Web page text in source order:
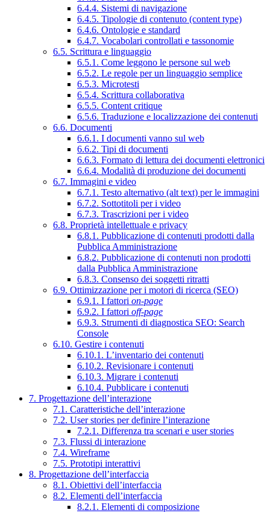
6.4.4. Sistemi di navigazione
6.4.5. Tipologie di contenuto (content type)
6.4.6. Ontologie e standard
6.4.7. Vocabolari controllati e tassonomie
6.5. Scrittura e linguaggio
6.5.1. Come leggono le persone sul web
6.5.2. Le regole per un linguaggio semplice
6.5.3. Microtesti
6.5.4. Scrittura collaborativa
6.5.5. Content critique
6.5.6. Traduzione e localizzazione dei contenuti
6.6. Documenti
6.6.1. I documenti vanno sul web
6.6.2. Tipi di documenti
6.6.3. Formato di lettura dei documenti elettronici
6.6.4. Modalità di produzione dei documenti
6.7. Immagini e video
6.7.1. Testo alternativo (alt text) per le immagini
6.7.2. Sottotitoli per i video
6.7.3. Trascrizioni per i video
6.8. Proprietà intellettuale e privacy
6.8.1. Pubblicazione di contenuti prodotti dalla
Pubblica Amministrazione
6.8.2. Pubblicazione di contenuti non prodotti
dalla Pubblica Amministrazione
6.8.3. Consenso dei soggetti ritratti
6.9. Ottimizzazione per i motori di ricerca (SEO)
6.9.1. I fattori on-page
6.9.2. I fattori off-page
6.9.3. Strumenti di diagnostica SEO: Search
Console
6.10. Gestire i contenuti
6.10.1. L’inventario dei contenuti
6.10.2. Revisionare i contenuti
6.10.3. Migrare i contenuti
6.10.4. Pubblicare i contenuti
7. Progettazione dell’interazione
7.1. Caratteristiche dell’interazione
7.2. User stories per definire l’interazione
7.2.1. Differenza tra scenari e user stories
7.3. Flussi di interazione
7.4. Wireframe
7.5. Prototipi interattivi
8. Progettazione dell’interfaccia
8.1. Obiettivi dell’interfaccia
8.2. Elementi dell’interfaccia
8.2.1. Elementi di composizione